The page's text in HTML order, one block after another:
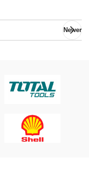
Newer